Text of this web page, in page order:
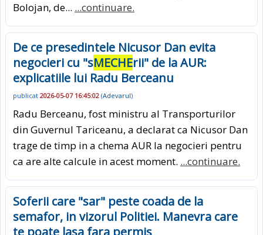
Bolojan, de... ...continuare.
De ce presedintele Nicusor Dan evita
negocieri cu "sMECHErii" de la AUR:
explicatiile lui Radu Berceanu
publicat 2026-05-07 16:45:02 (Adevarul)
Radu Berceanu, fost ministru al Transporturilor
din Guvernul Tariceanu, a declarat ca Nicusor Dan
trage de timp in a chema AUR la negocieri pentru
ca are alte calcule in acest moment. ...continuare.
Soferii care "sar" peste coada de la
semafor, in vizorul Politiei. Manevra care
te poate lasa fara permis